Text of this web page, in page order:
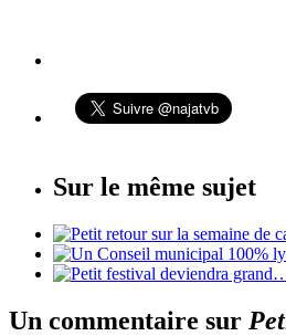
Sur le même sujet
Un commentaire sur